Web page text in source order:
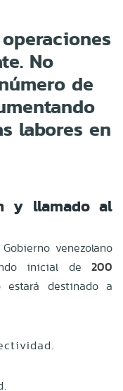
No
de
labores en
y llamado al
venezolano
inicial de 200
estará destinado a